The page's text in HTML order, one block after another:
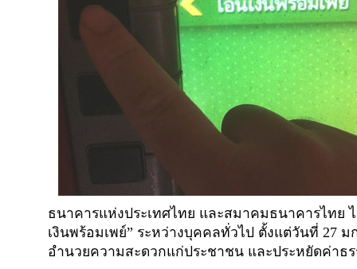
ธนาคารแห่งประเทศไทย และสมาคมธนาคารไทย
เงินพร้อมเพย์” ระหว่างบุคคลทั่วไป ตั้งแต่วันที่ 27 ม
อำนวยความสะดวกแก่ประชาชน และประหยัดค่าธ